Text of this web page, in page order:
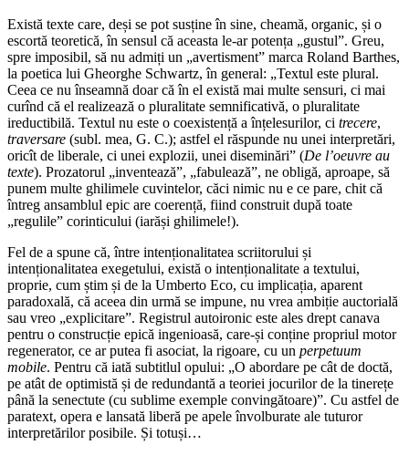
Există texte care, deși se pot susține în sine, cheamă, organic, și o
escortă teoretică, în sensul că aceasta le-ar potența „gustul”. Greu,
spre imposibil, să nu admiți un „avertisment” marca Roland Barthes,
la poetica lui Gheorghe Schwartz, în general: „Textul este plural.
Ceea ce nu înseamnă doar că în el există mai multe sensuri, ci mai
curînd că el realizează o pluralitate semnificativă, o pluralitate
ireductibilă. Textul nu este o coexistență a înțelesurilor, ci trecere,
traversare (subl. mea, G. C.); astfel el răspunde nu unei interpretări,
oricît de liberale, ci unei explozii, unei diseminări” (De l’oeuvre au
texte). Prozatorul „inventează”, „fabulează”, ne obligă, aproape, să
punem multe ghilimele cuvintelor, căci nimic nu e ce pare, chit că
întreg ansamblul epic are coerență, fiind construit după toate
„regulile” corinticului (iarăși ghilimele!).
Fel de a spune că, între intenționalitatea scriitorului și
intenționalitatea exegetului, există o intenționalitate a textului,
proprie, cum știm și de la Umberto Eco, cu implicația, aparent
paradoxală, că aceea din urmă se impune, nu vrea ambiție auctorială
sau vreo „explicitare”. Registrul autoironic este ales drept canava
pentru o construcție epică ingenioasă, care-și conține propriul motor
regenerator, ce ar putea fi asociat, la rigoare, cu un perpetuum
mobile. Pentru că iată subtitlul opului: „O abordare pe cât de doctă,
pe atât de optimistă și de redundantă a teoriei jocurilor de la tinerețe
până la senectute (cu sublime exemple convingătoare)”. Cu astfel de
paratext, opera e lansată liberă pe apele învolburate ale tuturor
interpretărilor posibile. Și totuși…